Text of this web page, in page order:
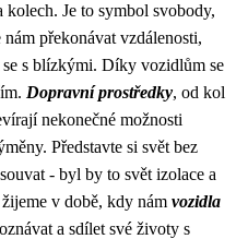
Je to symbol svobody,
překonávat vzdálenosti,
s blízkými. Díky vozidlům se
Dopravní prostředky, od kol
nekonečné možnosti
Představte si svět bez
- byl by to svět izolace a
v době, kdy nám vozidla
a sdílet své životy s